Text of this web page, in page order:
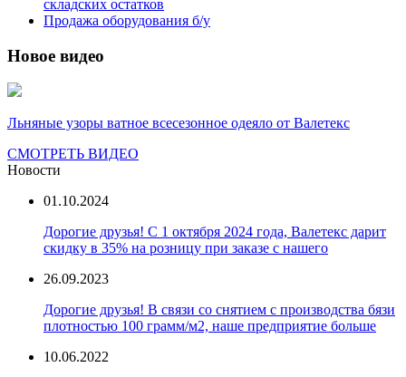
складских остатков
Продажа оборудования б/у
Новое видео
Льняные узоры ватное всесезонное одеяло от Валетекс
СМОТРЕТЬ ВИДЕО
Новости
01.10.2024
Дорогие друзья! С 1 октября 2024 года, Валетекс дарит
скидку в 35% на розницу при заказе с нашего
26.09.2023
Дорогие друзья! В связи со снятием с производства бязи
плотностью 100 грамм/м2, наше предприятие больше
10.06.2022